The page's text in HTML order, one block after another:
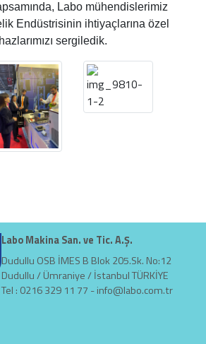
Labo mühendislerimiz
Endüstrisinin ihtiyaçlarına özel
sergiledik.
Labo Makina San. ve Tic. A.Ş.
Dudullu OSB İMES B Blok 205.Sk. No:12
Dudullu / Ümraniye / İstanbul TÜRKİYE
Tel : 0216 329 11 77 -info@labo.com.tr